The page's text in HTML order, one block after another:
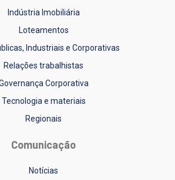
Indústria Imobiliária
Loteamentos
Industriais e Corporativas
Relações trabalhistas
Corporativa
Tecnologia e materiais
Regionais
Comunicação
Notícias